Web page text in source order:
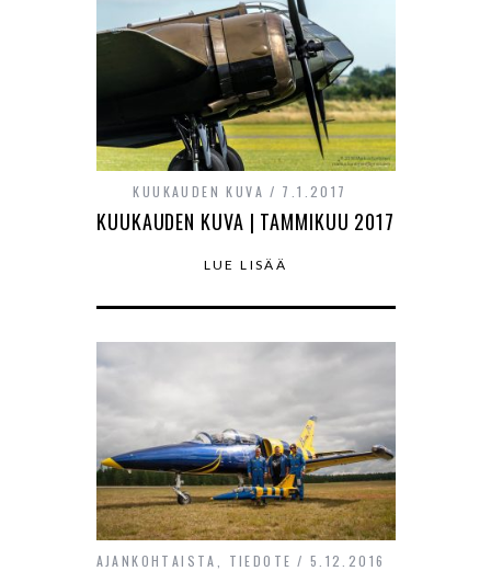
KUUKAUDEN KUVA 7.1.2017
KUUKAUDEN KUVA | TAMMIKUU 2017
LUE LISÄÄ
AJANKOHTAISTA TIEDOTE 5.12.2016